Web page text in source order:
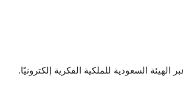
الهيئة السعودية للملكية الفكرية إلكترونيًا.